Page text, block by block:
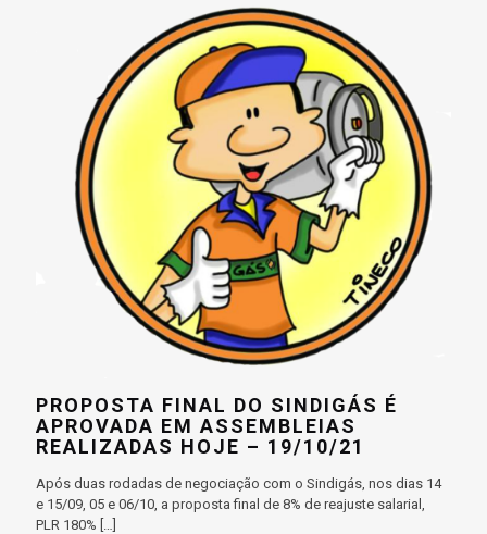
PROPOSTA FINAL DO SINDIGÁS É
APROVADA EM ASSEMBLEIAS
REALIZADAS HOJE – 19/10/21
Após duas rodadas de negociação com o Sindigás, nos dias 14
e 15/09, 05 e 06/10, a proposta final de 8% de reajuste salarial,
PLR 180% […]